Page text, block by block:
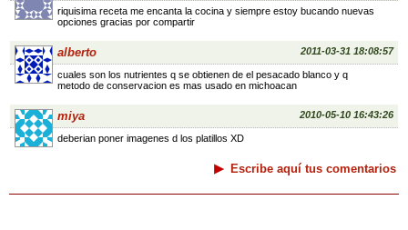
riquisima receta me encanta la cocina y siempre estoy bucando nuevas
opciones gracias por compartir
alberto 2011-03-31 18:08:57
cuales son los nutrientes q se obtienen de el pesacado blanco y q
metodo de conservacion es mas usado en michoacan
miya 2010-05-10 16:43:26
deberian poner imagenes d los platillos XD
Escribe aquí tus comentarios